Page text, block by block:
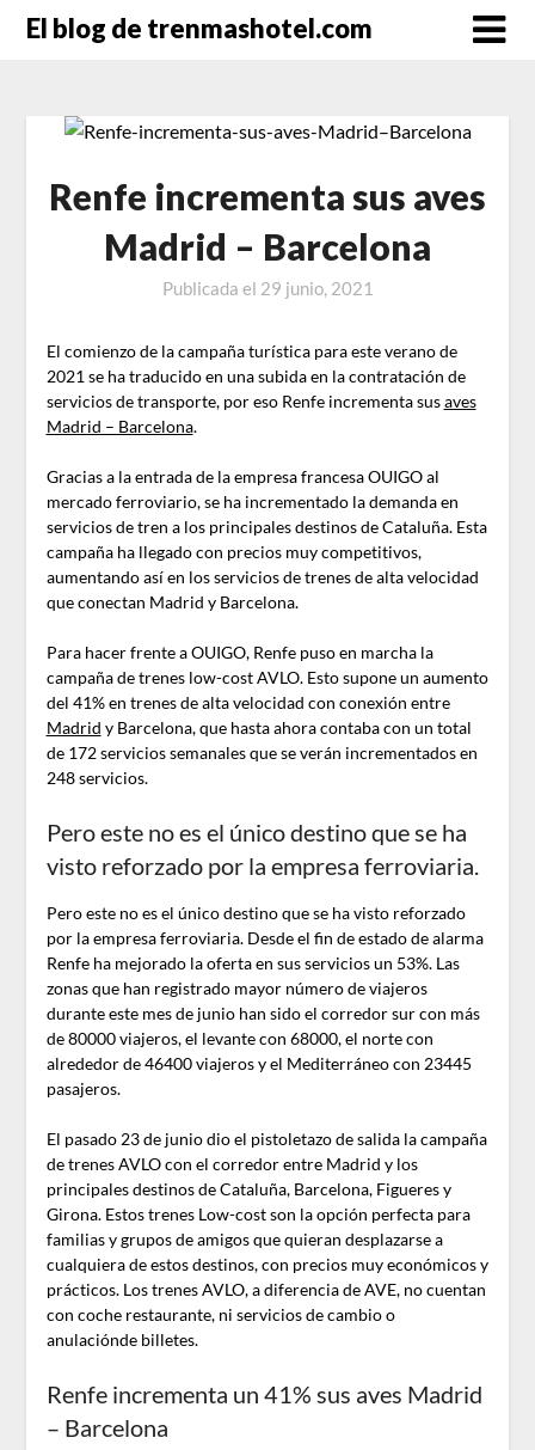
SaltarEl blog de trenmashotel.com
Renfe incrementa sus aves
Madrid – Barcelona
Publicada el 29 junio, 2021
El comienzo de la campaña turística para este verano de
2021 se ha traducido en una subida en la contratación de
servicios de transporte, por eso Renfe incrementa susaves
Madrid – Barcelona.
Gracias a la entrada de la empresa francesa OUIGO al
mercado ferroviario, se ha incrementado la demanda en
servicios de tren a los principales destinos de Cataluña. Esta
campaña ha llegado con precios muy competitivos,
aumentando así en los servicios de trenes de alta velocidad
que conectan Madrid y Barcelona.
Para hacer frente a OUIGO, Renfe puso en marcha la
campaña de trenes low-cost AVLO. Esto supone un aumento
del 41% en trenes de alta velocidad con conexión entre
Madrid y Barcelona, que hasta ahora contaba con un total
de 172 servicios semanales que se verán incrementados en
248 servicios.
Pero este no es el único destino que se ha
visto reforzado por la empresa ferroviaria.
Pero este no es el único destino que se ha visto reforzado
por la empresa ferroviaria. Desde el fin de estado de alarma
Renfe ha mejorado la oferta en sus servicios un 53%. Las
zonas que han registrado mayor número de viajeros
durante este mes de junio han sido el corredor sur con más
de 80000 viajeros, el levante con 68000, el norte con
alrededor de 46400 viajeros y el Mediterráneo con 23445
pasajeros.
El pasado 23 de junio dio el pistoletazo de salida la campaña
de trenes AVLO con el corredor entre Madrid y los
principales destinos de Cataluña, Barcelona, Figueres y
Girona. Estos trenes Low-cost son la opción perfecta para
familias y grupos de amigos que quieran desplazarse a
cualquiera de estos destinos, con precios muy económicos y
prácticos. Los trenes AVLO, a diferencia de AVE, no cuentan
con coche restaurante, ni servicios de cambio o
anulaciónde billetes.
Renfe incrementa un 41% sus aves Madrid
– Barcelona